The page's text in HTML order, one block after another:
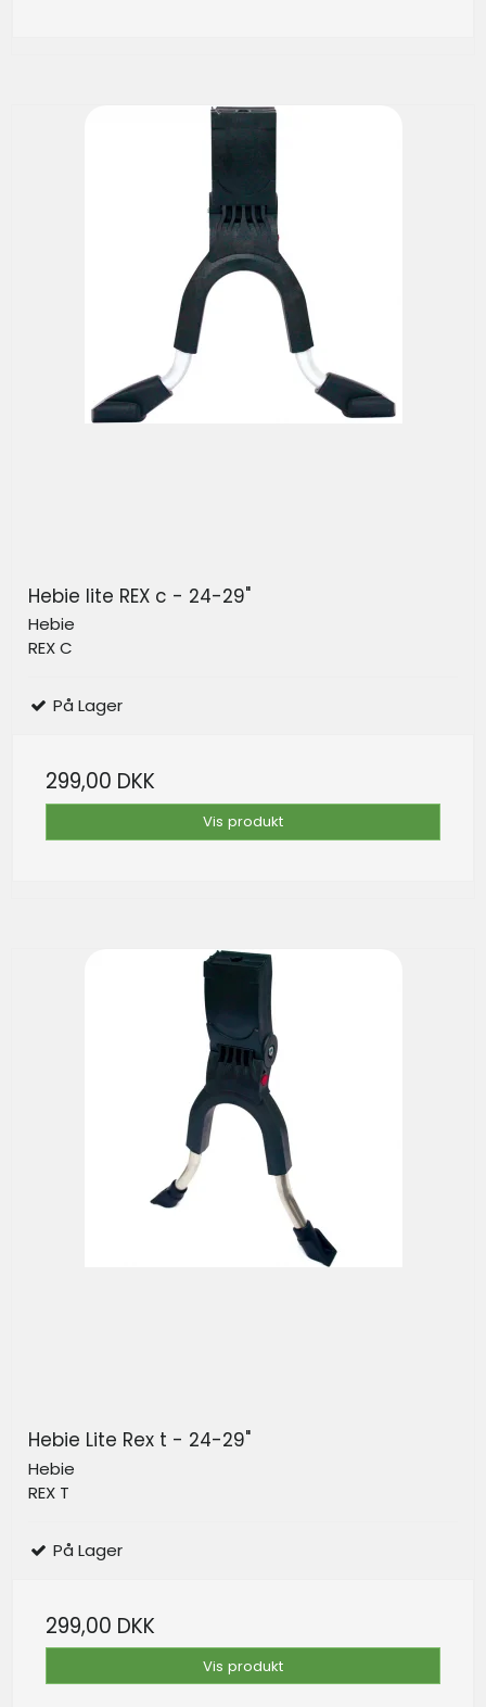
Hebie lite REX c - 24-29"
Hebie
REX C
På Lager
299,00 DKK
Vis produkt
Hebie Lite Rex t - 24-29"
Hebie
REX T
På Lager
299,00 DKK
Vis produkt